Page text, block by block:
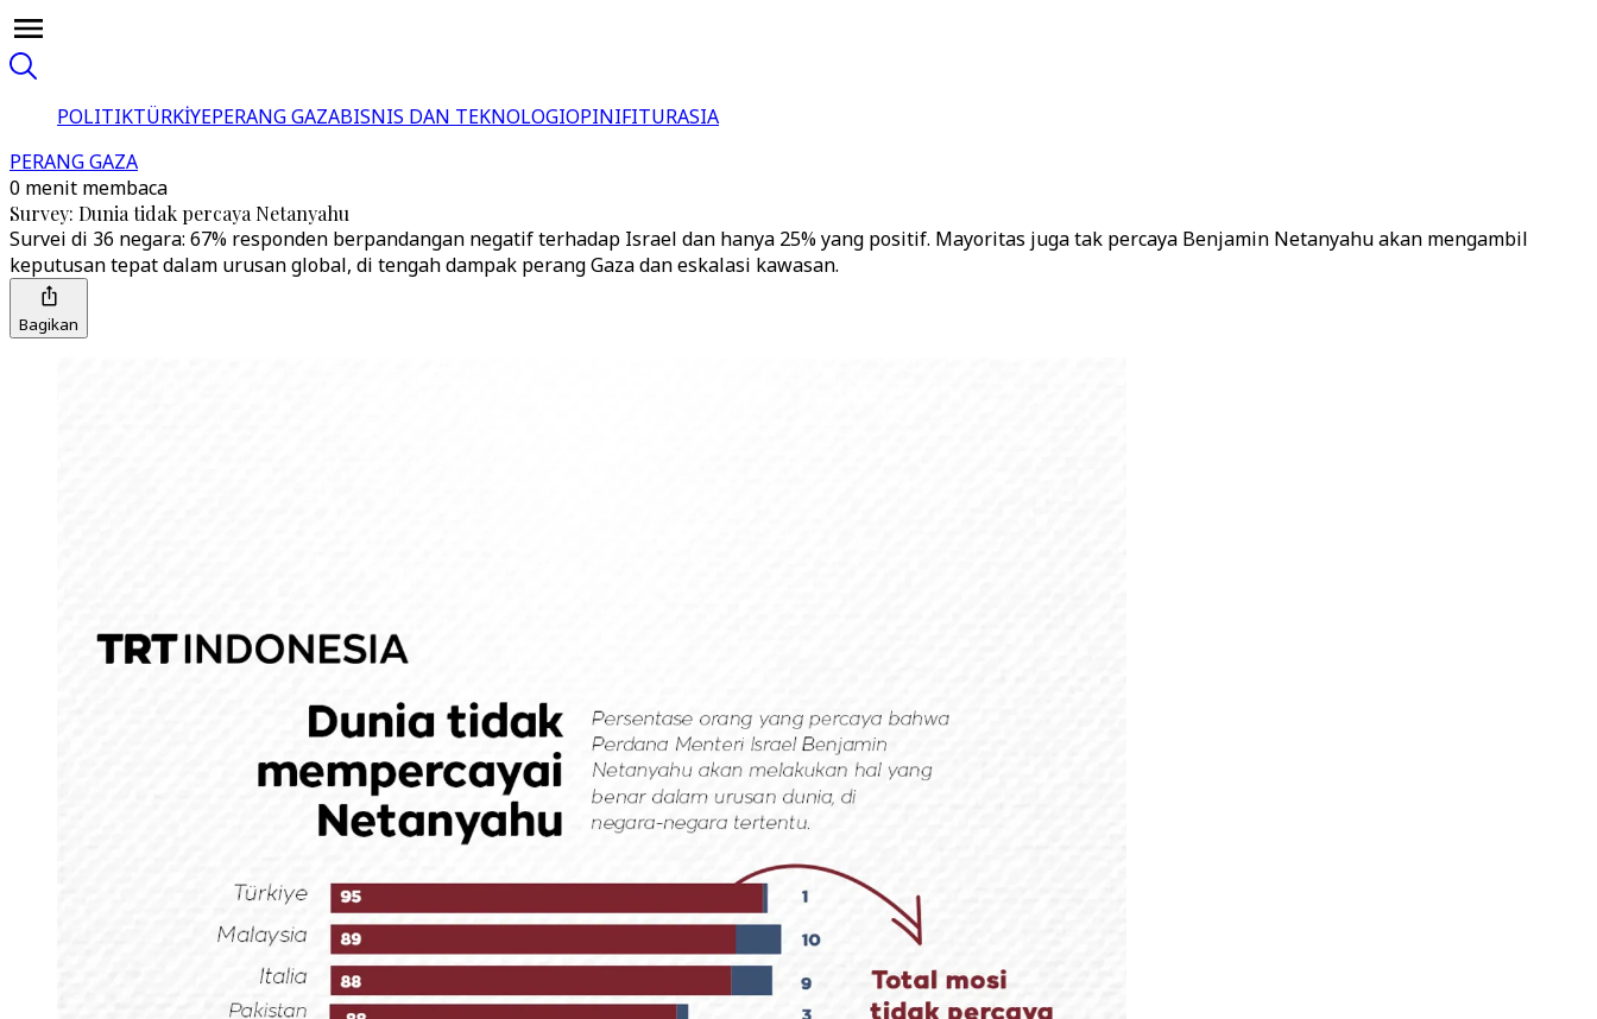
POLITIKTÜRKİYEPERANG GAZABISNIS DAN TEKNOLOGIOPINIFITURASIA
PERANG GAZA
0 menit membaca
Survey: Dunia tidak percaya Netanyahu
Survei di 36 negara: 67% responden berpandangan negatif terhadap Israel dan hanya 25% yang positif. Mayoritas juga tak percaya Benjamin Netanyahu akan mengambil
keputusan tepat dalam urusan global, di tengah dampak perang Gaza dan eskalasi kawasan.
Bagikan